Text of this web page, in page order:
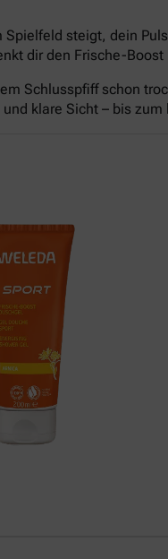
steigt, dein
dir den Frische-
Schlusspfiff schon
klare Sicht – bis zum